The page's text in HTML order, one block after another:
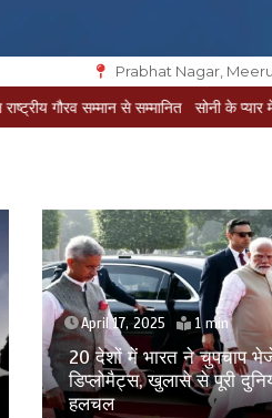
Prabhat Nagar,
से सम्मानित सोनी के प्यार में दीवानी सीता
April 17, 2025 1 min
कश्मीर पर अब सिर्फ तुम्हारा
है! पाक आर्मी चीफ मुनीर के
भारत ने अच्छे से धो दिया